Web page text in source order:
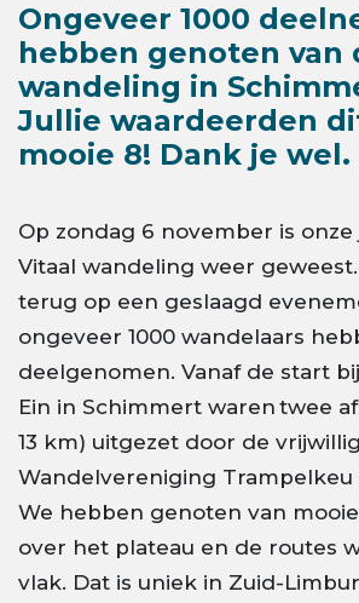
Ongeveer 1000
hebben genoten van
wandeling in
Jullie waardeerden
mooie 8! Dank je wel.
Op zondag 6 november is onze
Vitaal wandeling weer
terug op een geslaagd
ongeveer 1000 wandelaars
deelgenomen. Vanaf de start
Ein in Schimmert waren twee
13 km) uitgezet door de
Wandelvereniging Trampelkeu
We hebben genoten van
over het plateau en de routes
vlak. Dat is uniek in Zuid-